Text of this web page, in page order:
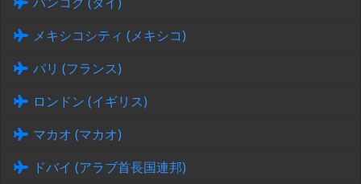
メキシコシティ (メキシコ)
パリ (フランス)
ロンドン (イギリス)
マカオ (マカオ)
ドバイ (アラブ首長国連邦)